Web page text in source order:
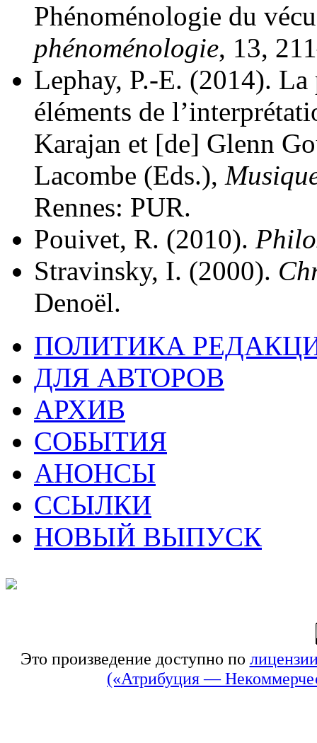
Phénoménologie du
phénoménologie, 13,
Lephay, P.-E. (2014).
éléments de
Karajan et [de] Glenn
Lacombe (Eds.),
Rennes: PUR.
Pouivet, R. (2010).
Stravinsky, I. (2000).
Denoël.
ПОЛИТИКА
ДЛЯ АВТОРОВ
АРХИВ
СОБЫТИЯ
АНОНСЫ
ССЫЛКИ
НОВЫЙ ВЫПУСК
Это произведение доступно по
(«Атрибуция —